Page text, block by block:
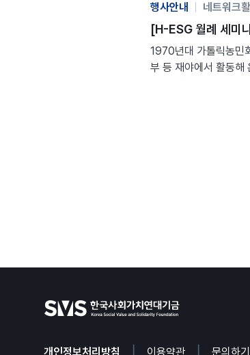
행사안내 네트워크
[H-ESG 월례 세미
1970년대 가톨릭농민
부 등 재야에서 활동
데드라인을 미루는 방법은
0~11:00 (1시간 강연
개인정보처리방침 이용약관 문의하기